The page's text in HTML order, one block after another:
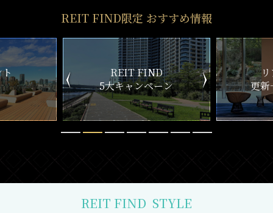
REIT FIND限定 おすすめ情報
ン
リアルタイム
更新一覧チェック
新
REIT FIND STYLE